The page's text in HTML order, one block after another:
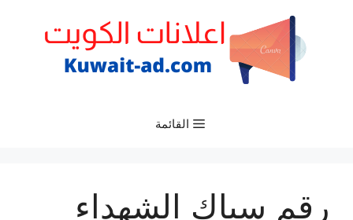
القائمة
رقم سباك الشهداء